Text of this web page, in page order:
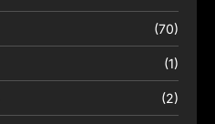
(70)
(1)
(2)